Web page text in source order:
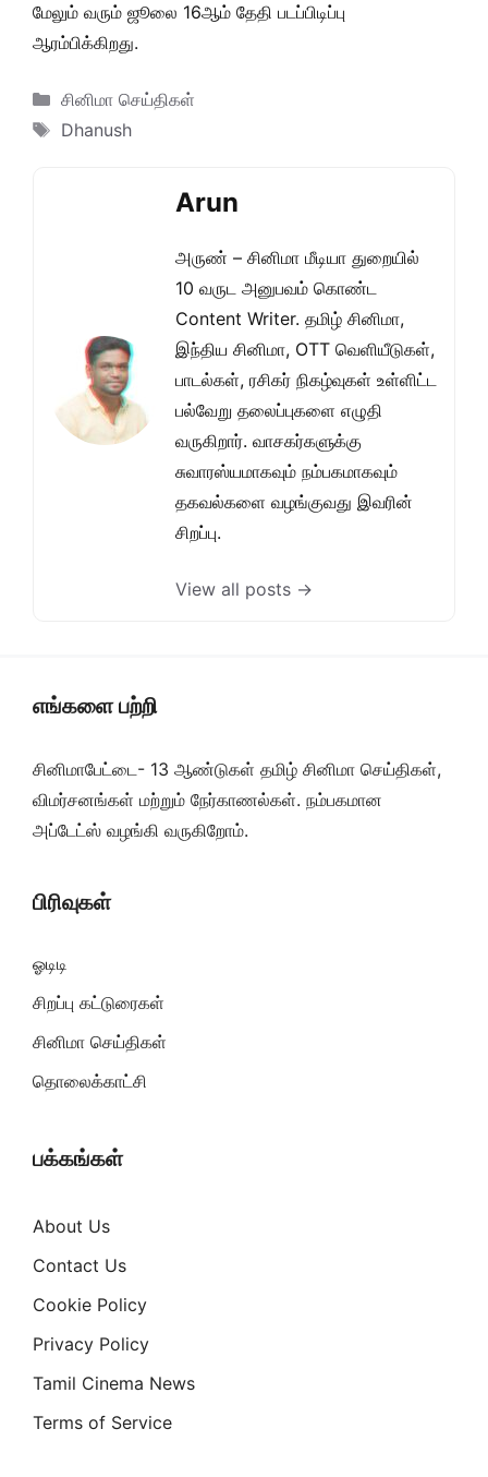
மேலும் வரும் ஜூலை 16ஆம் தேதி படப்பிடிப்பு
ஆரம்பிக்கிறது.
Categories
சினிமா செய்திகள்
Tags
Dhanush
Arun
அருண் – சினிமா மீடியா துறையில்
10 வருட அனுபவம் கொண்ட
Content Writer. தமிழ் சினிமா,
இந்திய சினிமா, OTT வெளியீடுகள்,
பாடல்கள், ரசிகர் நிகழ்வுகள் உள்ளிட்ட
பல்வேறு தலைப்புகளை எழுதி
வருகிறார். வாசகர்களுக்கு
சுவாரஸ்யமாகவும் நம்பகமாகவும்
தகவல்களை வழங்குவது இவரின்
சிறப்பு.
View all posts →
எங்களை பற்றி
சினிமாபேட்டை- 13 ஆண்டுகள் தமிழ் சினிமா செய்திகள்,
விமர்சனங்கள் மற்றும் நேர்காணல்கள். நம்பகமான
அப்டேட்ஸ் வழங்கி வருகிறோம்.
பிரிவுகள்
ஓடிடி
சிறப்பு கட்டுரைகள்
சினிமா செய்திகள்
தொலைக்காட்சி
பக்கங்கள்
About Us
Contact Us
Cookie Policy
Privacy Policy
Tamil Cinema News
Terms of Service